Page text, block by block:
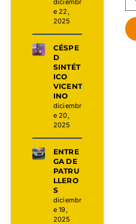
e 22,
2025
CÉSPE
D
SINTÉT
ICO
VICENT
INO
diciembr
e 20,
2025
ENTRE
GA DE
PATRU
LLERO
S
diciembr
e 19,
2025